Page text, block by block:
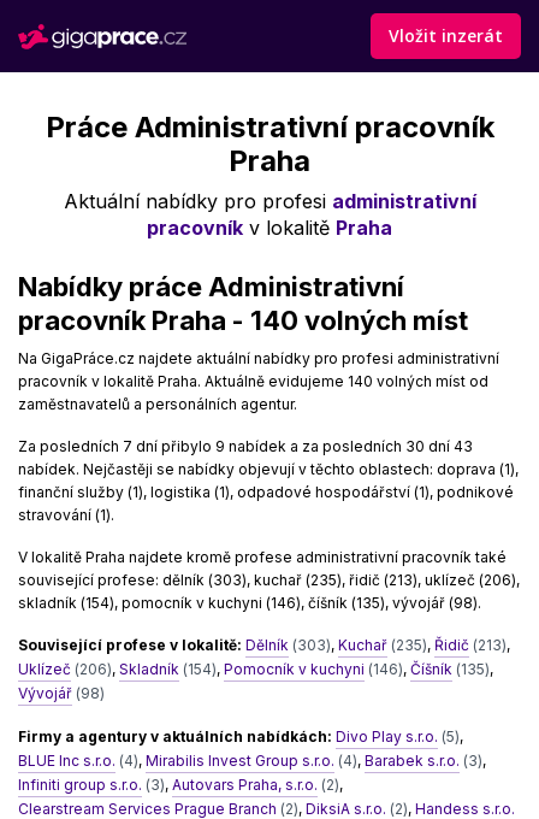
Vložit inzerát
Práce Administrativní pracovník
Praha
Aktuální nabídky pro profesi administrativní
pracovník v lokalitě Praha
Nabídky práce Administrativní
pracovník Praha - 140 volných míst
Na GigaPráce.cz najdete aktuální nabídky pro profesi administrativní
pracovník v lokalitě Praha. Aktuálně evidujeme 140 volných míst od
zaměstnavatelů a personálních agentur.
Za posledních 7 dní přibylo 9 nabídek a za posledních 30 dní 43
nabídek. Nejčastěji se nabídky objevují v těchto oblastech: doprava (1),
finanční služby (1), logistika (1), odpadové hospodářství (1), podnikové
stravování (1).
V lokalitě Praha najdete kromě profese administrativní pracovník také
související profese: dělník (303), kuchař (235), řidič (213), uklízeč (206),
skladník (154), pomocník v kuchyni (146), číšník (135), vývojář (98).
Související profese v lokalitě: Dělník (303), Kuchař (235), Řidič (213),
Uklízeč (206), Skladník (154), Pomocník v kuchyni (146), Číšník (135),
Vývojář (98)
Firmy a agentury v aktuálních nabídkách: Divo Play s.r.o. (5),
BLUE Inc s.r.o. (4), Mirabilis Invest Group s.r.o. (4), Barabek s.r.o. (3),
Infiniti group s.r.o. (3), Autovars Praha, s.r.o. (2),
Clearstream Services Prague Branch (2), DiksiA s.r.o. (2), Handess s.r.o.